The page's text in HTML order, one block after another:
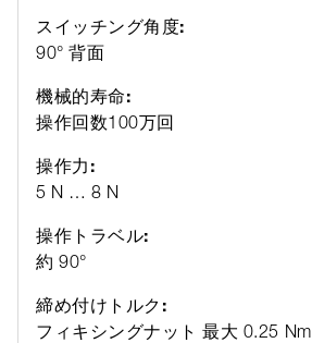
スイッチング角度:
90° 背面
機械的寿命:
操作回数100万回
操作力:
5 N … 8 N
操作トラベル:
約 90°
締め付けトルク:
フィキシングナット 最大 0.25 Nm